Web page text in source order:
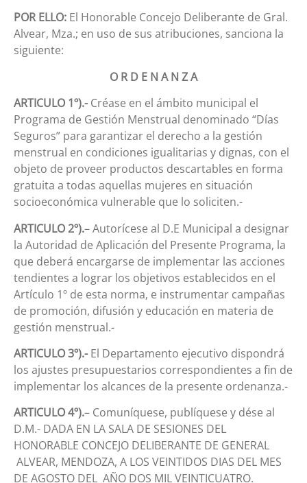
POR ELLO: El Honorable Concejo Deliberante de Gral.
Alvear, Mza.; en uso de sus atribuciones, sanciona la
siguiente:
O R D E N A N Z A
ARTICULO 1º).-Créase en el ámbito municipal el
Programa de Gestión Menstrual denominado “Días
Seguros” para garantizar el derecho a la gestión
menstrual en condiciones igualitarias y dignas, con el
objeto de proveer productos descartables en forma
gratuita a todas aquellas mujeres en situación
socioeconómica vulnerable que lo soliciten.-
ARTICULO 2º).– Autorícese al D.E Municipal a designar
la Autoridad de Aplicación del Presente Programa, la
que deberá encargarse de implementar las acciones
tendientes a lograr los objetivos establecidos en el
Artículo 1º de esta norma, e instrumentar campañas
de promoción, difusión y educación en materia de
gestión menstrual.-
ARTICULO 3º).-El Departamento ejecutivo dispondrá
los ajustes presupuestarios correspondientes a fin de
implementar los alcances de la presente ordenanza.-
ARTICULO 4º).– Comuníquese, publíquese y dése al
D.M.- DADA EN LA SALA DE SESIONES DEL
HONORABLE CONCEJO DELIBERANTE DE GENERAL
ALVEAR, MENDOZA, A LOS VEINTIDOS DIAS DEL MES
DE AGOSTO DEL AÑO DOS MIL VEINTICUATRO.